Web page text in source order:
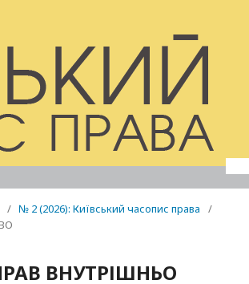
/ № 2 (2026): Київський часопис права
/
ВНУТРІШНЬО